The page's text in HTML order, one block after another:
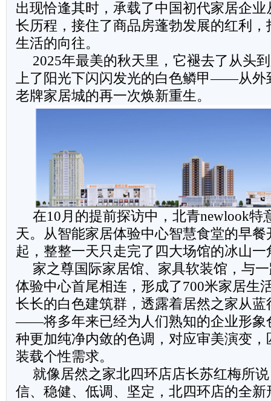
出现恰逢其时，承载了中国初代家居企
长历程，接住了商品房蓬勃发展的红利
生活的向往。
2025年最美的秋天里，它褪去了从头
上了阳光下闪闪发光的白色鳞甲——从外
老牌家居城的再一次焕新重生。
在10月的提前探访中，北青newlook特
天。从智能家居体验中心智慧食堂的早
起，整整一天只走完了四大场馆的冰山一
家之尊国际家居馆、家具软装馆，与
体验中心首尾相连，形成了700米家居生
长长的白色建筑群，透露着居然之家从
——将多年来已经为人们熟知的企业形象
种更加纯净内敛的色调，对应审美演变
装载个性需求。
就像居然之家北四环店店长苏红梅所
信、稳健、低调、坚定，北四环店的全